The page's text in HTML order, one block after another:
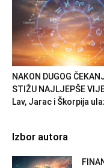
NAKON DUGOG
STIŽU NAJLJEPŠE
Lav, Jarac i Škorpija
Izbor autora